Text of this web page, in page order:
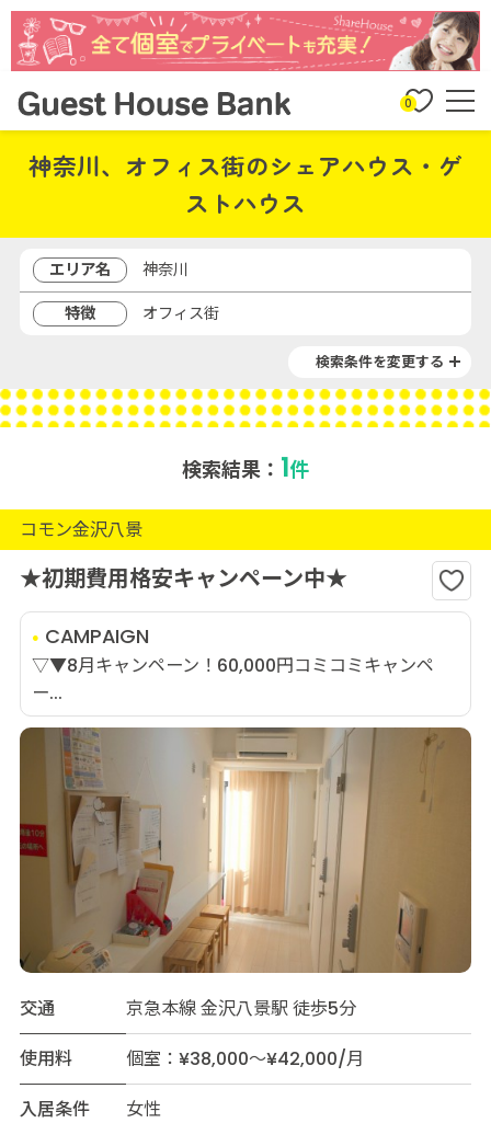
0
神奈川、オフィス街のシェアハウス・ゲ
ストハウス
エリア名
神奈川
特徴
オフィス街
検索条件を変更する
検索結果： 1件
コモン金沢八景
★初期費用格安キャンペーン中★
CAMPAIGN
▽▼8月キャンペーン！60,000円コミコミキャンペ
ー...
交通
京急本線 金沢八景駅 徒歩5分
使用料
個室：¥38,000～¥42,000/月
入居条件
女性